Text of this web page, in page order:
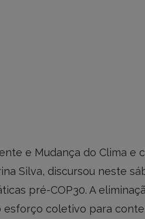
e Mudança do Clima e
Silva, discursou neste
pré-COP30. A
esforço coletivo para